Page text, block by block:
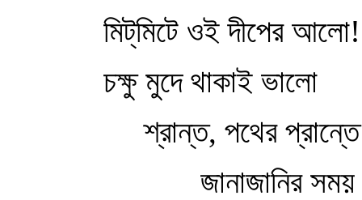
মিট্‌মিটে ওই দীপের আলো!
চক্ষু মুদে থাকাই ভালো
শ্রান্ত, পথের
জানাজানির